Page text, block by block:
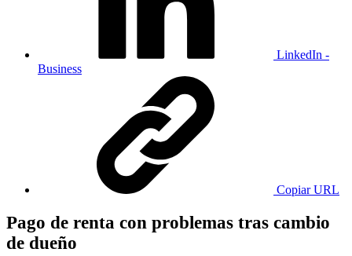
LinkedIn -
Business
Copiar URL
Pago de renta con problemas tras cambio
de dueño